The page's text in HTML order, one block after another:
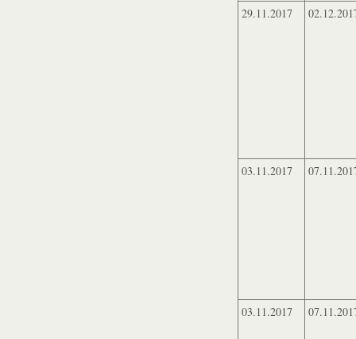
29.11.2017
03.11.2017
03.11.2017